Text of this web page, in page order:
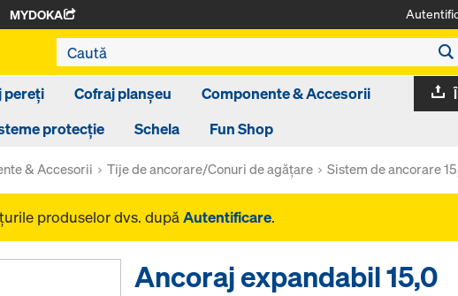
MYDOKA
pereți Cofraj planșeu
Componente & Accesorii
protecție
Schela Fun Shop
& Accesorii Tije de ancorare/Conuri de agăţare Sistem de ancorare
produselor dvs. dupăAutentificare.
Ancoraj expandabil 15,0